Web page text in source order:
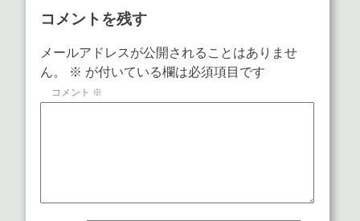
コメントを残す
メールアドレスが公開されることはありませ
ん。
※ が付いている欄は必須項目です
コメント ※